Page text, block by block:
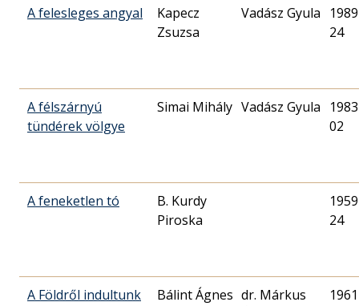
A felesleges angyal
Kapecz
Zsuzsa
Vadász Gyula
24
A félszárnyú
tündérek völgye
Simai Mihály Vadász Gyula
02
A feneketlen tó
B. Kurdy
Piroska
24
A Földről indultunk
Bálint Ágnes dr. Márkus